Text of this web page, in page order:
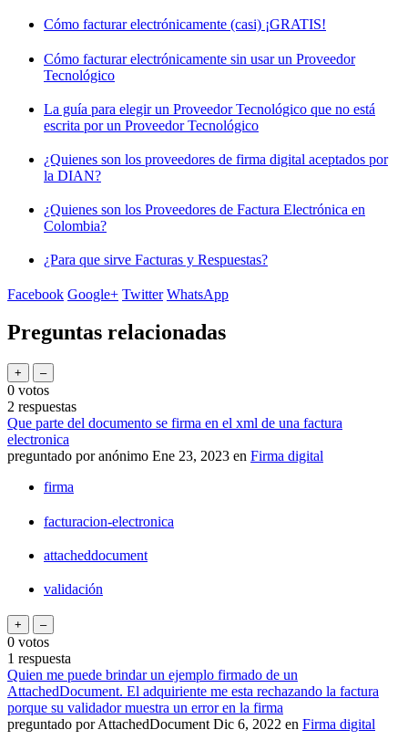
Cómo facturar electrónicamente (casi) ¡GRATIS!
Cómo facturar electrónicamente sin usar un Proveedor
Tecnológico
La guía para elegir un Proveedor Tecnológico que no está
escrita por un Proveedor Tecnológico
¿Quienes son los proveedores de firma digital aceptados por
la DIAN?
¿Quienes son los Proveedores de Factura Electrónica en
Colombia?
¿Para que sirve Facturas y Respuestas?
Facebook Google+ Twitter WhatsApp
Preguntas relacionadas
0 votos
2 respuestas
Que parte del documento se firma en el xml de una factura
electronica
preguntado poranónimo Ene 23, 2023 en Firma digital
firma
facturacion-electronica
attacheddocument
validación
0 votos
1 respuesta
Quien me puede brindar un ejemplo firmado de un
AttachedDocument. El adquiriente me esta rechazando la factura
porque su validador muestra un error en la firma
preguntado porAttachedDocument Dic 6, 2022 en Firma digital